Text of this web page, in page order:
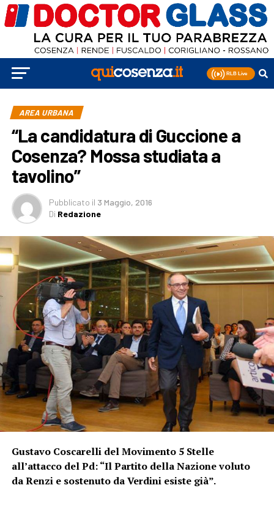
AREA URBANA
“La candidatura di Guccione a
Cosenza? Mossa studiata a
tavolino”
Pubblicato il 3 Maggio, 2016
Di Redazione
Gustavo Coscarelli del Movimento 5 Stelle
all’attacco del Pd: “Il Partito della Nazione voluto
da Renzi e sostenuto da Verdini esiste già”.